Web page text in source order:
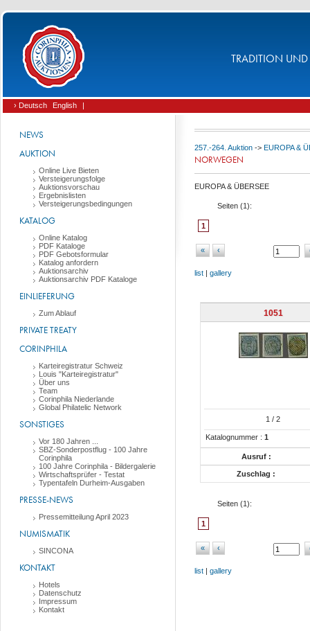
TRADITION UND
› Deutsch English |
NEWS
AUKTION
Online Live Bieten
Versteigerungsfolge
Auktionsvorschau
Ergebnislisten
Versteigerungsbedingungen
KATALOG
Online Katalog
PDF Kataloge
PDF Gebotsformular
Katalog anfordern
Auktionsarchiv
Auktionsarchiv PDF Kataloge
EINLIEFERUNG
Zum Ablauf
PRIVATE TREATY
CORINPHILA
Karteiregistratur Schweiz
Louis "Karteiregistratur"
Über uns
Team
Corinphila Niederlande
Global Philatelic Network
SONSTIGES
Vor 180 Jahren ...
SBZ-Sonderpostflug - 100 Jahre
Corinphila
100 Jahre Corinphila - Bildergalerie
Wirtschaftsprüfer - Testat
Typentafeln Durheim-Ausgaben
PRESSE-NEWS
Pressemitteilung April 2023
NUMISMATIK
SINCONA
KONTAKT
Hotels
Datenschutz
Impressum
Kontakt
257.-264. Auktion -> EUROPA &
NORWEGEN
EUROPA & ÜBERSEE
Seiten (1):
1
« ‹
list | gallery
1051
1 / 2
Katalognummer : 1
Ausruf :
Zuschlag :
Seiten (1):
1
« ‹
list | gallery